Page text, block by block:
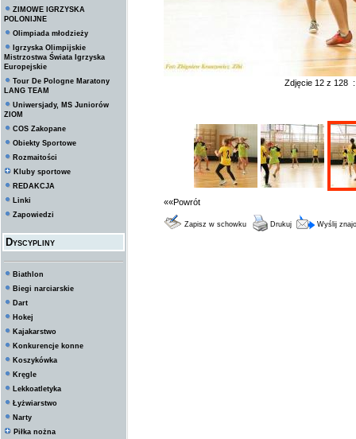
ZIMOWE IGRZYSKA
POLONIJNE
Olimpiada młodzieży
Igrzyska Olimpijskie
Mistrzostwa Świata Igrzyska
Europejskie
Tour De Pologne Maratony
LANG TEAM
Uniwersjady, MS Juniorów
ZIOM
COS Zakopane
Obiekty Sportowe
Rozmaitości
Kluby sportowe
REDAKCJA
Linki
Zapowiedzi
Dyscypliny
Biathlon
Biegi narciarskie
Dart
Hokej
Kajakarstwo
Konkurencje konne
Koszykówka
Kręgle
Lekkoatletyka
Łyżwiarstwo
Narty
Piłka nożna
Zdjęcie 12 z 128
««Powrót
Zapisz w schowku Drukuj Wyślij